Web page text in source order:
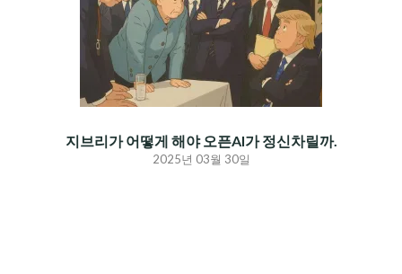
지브리가 어떻게 해야 오픈AI가 정신차릴까.
2025년 03월 30일